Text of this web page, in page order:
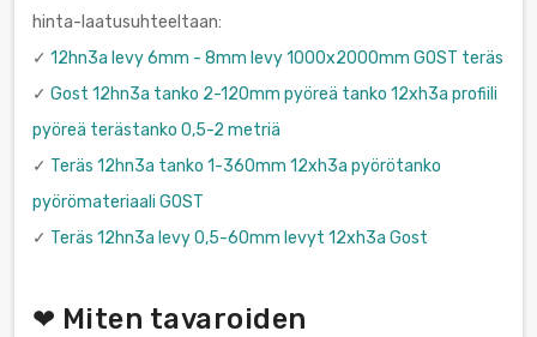
hinta-laatusuhteeltaan:
✓ 12hn3a levy 6mm - 8mm levy 1000x2000mm GOST teräs
✓ Gost 12hn3a tanko 2-120mm pyöreä tanko 12xh3a profiili
pyöreä terästanko 0,5-2 metriä
✓ Teräs 12hn3a tanko 1-360mm 12xh3a pyörötanko
pyörömateriaali GOST
✓ Teräs 12hn3a levy 0,5-60mm levyt 12xh3a Gost
❤ Miten tavaroiden